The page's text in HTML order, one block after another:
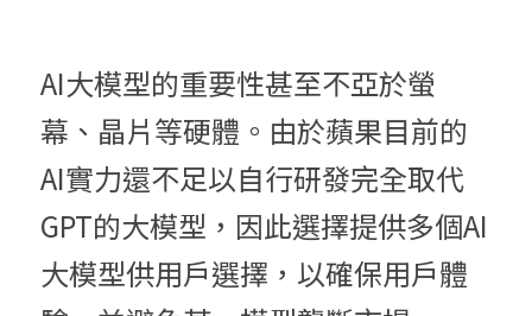
AI大模型的重要性甚至不亞於螢
幕、晶片等硬體。由於蘋果目前的
AI實力還不足以自行研發完全取代
GPT的大模型，因此選擇提供多個AI
大模型供用戶選擇，以確保用戶體